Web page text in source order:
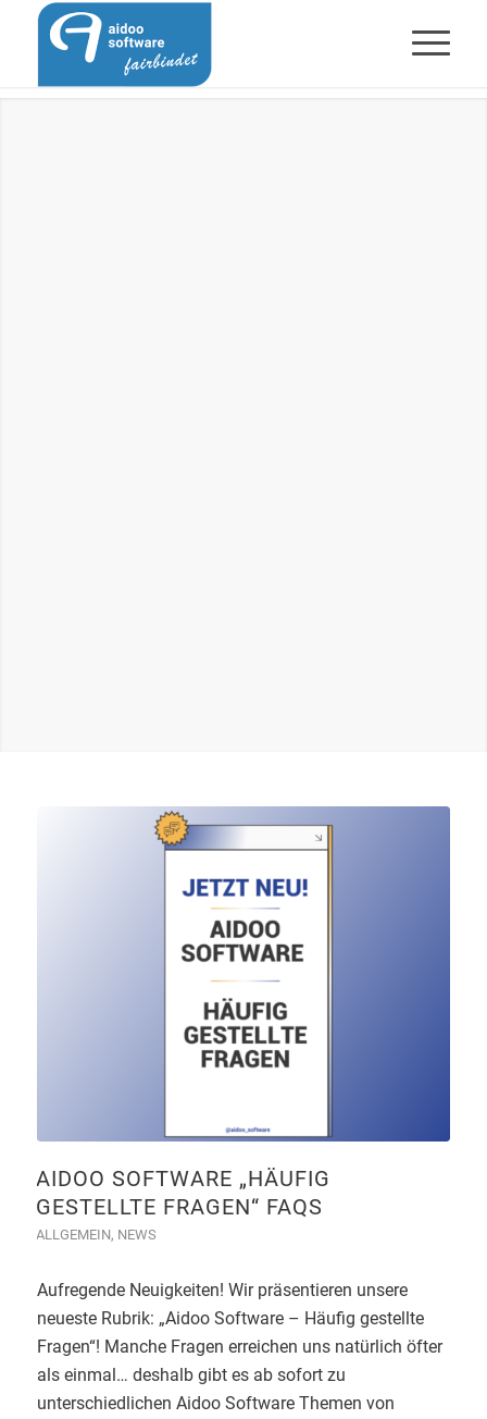
AIDOO SOFTWARE „HÄUFIG
GESTELLTE FRAGEN“ FAQS
ALLGEMEIN, NEWS
Aufregende Neuigkeiten! Wir präsentieren unsere
neueste Rubrik: „Aidoo Software – Häufig gestellte
Fragen“! Manche Fragen erreichen uns natürlich öfter
als einmal… deshalb gibt es ab sofort zu
unterschiedlichen Aidoo Software Themen von